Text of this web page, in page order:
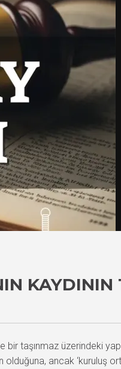
KAYDININ
bir taşınmaz üzerindeki
ancak ‘kuruluş